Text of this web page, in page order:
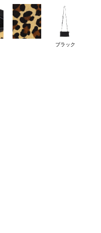
ブラック